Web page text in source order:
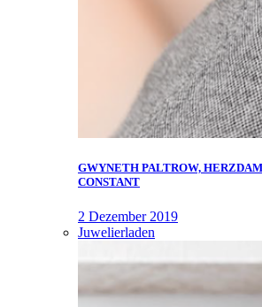
GWYNETH PALTROW,
CONSTANT
2 Dezember 2019
Juwelierladen